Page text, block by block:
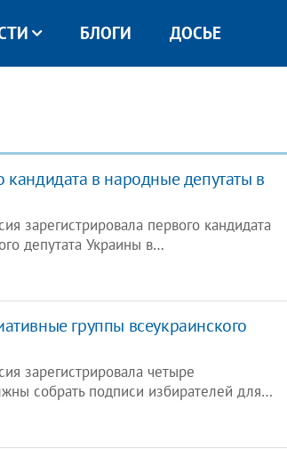
БЛОГИ ДОСЬЕ
в народные депутаты в
зарегистрировала первого кандидата
депутата Украины в…
группы всеукраинского
зарегистрировала четыре
собрать подписи избирателей для…